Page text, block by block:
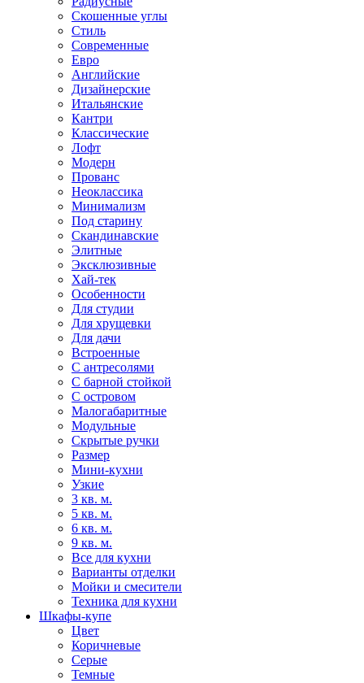
Скошенные углы
Стиль
Современные
Евро
Английские
Дизайнерские
Итальянские
Кантри
Классические
Лофт
Модерн
Прованс
Неоклассика
Минимализм
Под старину
Скандинавские
Элитные
Эксклюзивные
Хай-тек
Особенности
Для студии
Для хрущевки
Для дачи
Встроенные
С антресолями
С барной стойкой
С островом
Малогабаритные
Модульные
Скрытые ручки
Размер
Мини-кухни
Узкие
3 кв. м.
5 кв. м.
6 кв. м.
9 кв. м.
Все для кухни
Варианты отделки
Мойки и смесители
Техника для кухни
Шкафы-купе
Цвет
Коричневые
Серые
Темные